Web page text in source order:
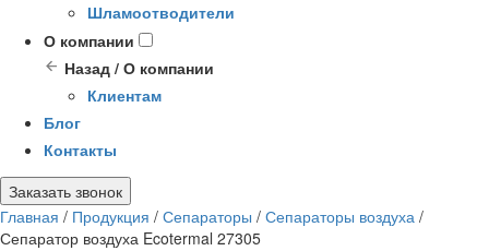
Шламоотводители
О компании
Назад / О компании
Клиентам
Блог
Контакты
Заказать звонок
Главная / Продукция / Сепараторы / Сепараторы воздуха /
Сепаратор воздуха Ecotermal 27305